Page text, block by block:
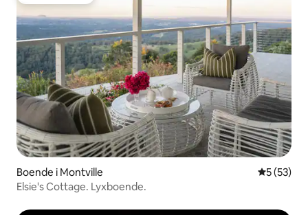
Boende i Montville 5 av 5 i
5 (53)
Elsie's Cottage. Lyxboende.